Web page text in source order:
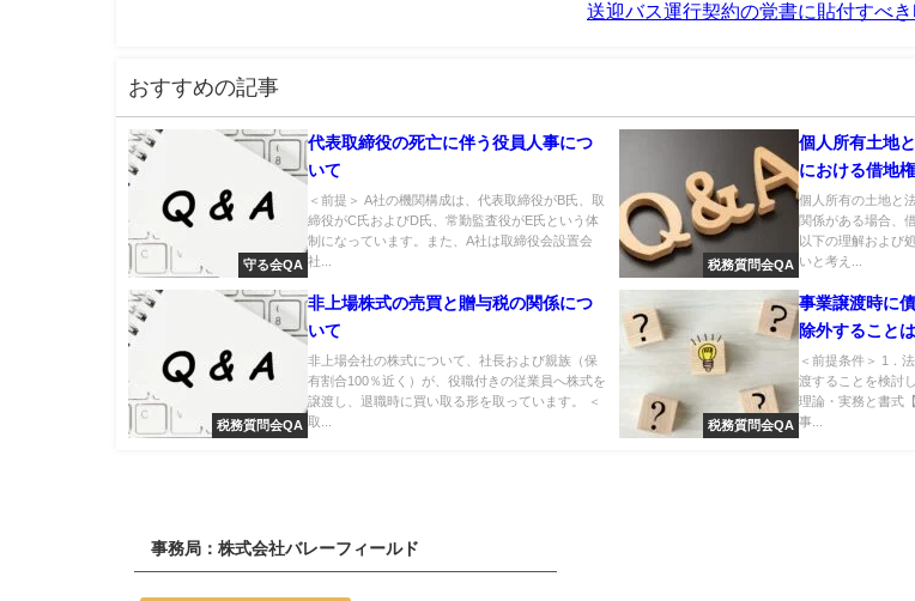
送迎バス運行契約の覚書に貼付すべ
おすすめの記事
守る会QA
代表取締役の死亡に伴う役員人事につ
いて
＜前提＞ A社の機関構成は、代表取締役がB氏、取
締役がC氏およびD氏、常勤監査役がE氏という体
制になっています。また、A社は取締役会設置会
社...
税務質問会QA
個人所有土地
における借地
個人所有の土地と
関係がある場合、
以下の理解および
いと考え...
税務質問会QA
非上場株式の売買と贈与税の関係につ
いて
非上場会社の株式について、社長および親族（保
有割合100％近く）が、役職付きの従業員へ株式を
譲渡し、退職時に買い取る形を取っています。 ＜
取...
税務質問会QA
事業譲渡時に
除外すること
＜前提条件＞ 1．
渡することを検討
理論・実務と書式
事...
事務局：株式会社バレーフィールド